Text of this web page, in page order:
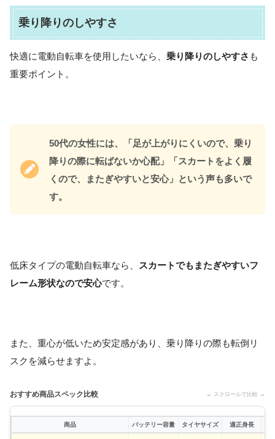
乗り降りのしやすさ
快適に電動自転車を使用したいなら、 乗り降りのしやすさ も
重要ポイント。
50代の女性には、「足が上がりにくいので、乗り
降りの際に転ばないか心配」「スカートをよく履
くので、またぎやすいと安心」という声も多いで
す。
低床タイプの電動自転車なら、
スカートでもまたぎやすいフ
レーム形状なので安心です。
また、重心が低いため安定感があり、乗り降りの際も転倒リ
スクを減らせますよ。
おすすめ商品スペック比較 ← スクロールで比較 →
商品 バッテリー容量 タイヤサイズ 適正身長